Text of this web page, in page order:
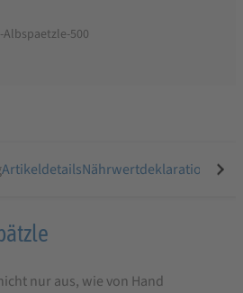
500
ArtikeldetailsNährwertdeklaration
nur aus, wie von Hand